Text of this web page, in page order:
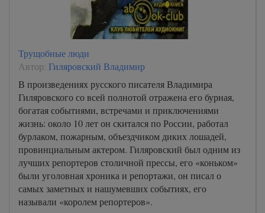
Трущобные люди
Автор: Гиляровский Владимир
В произведениях русского писателя Владимира
Гиляровского со всей полнотой отражена его бурная,
богатая событиями, встречами и приключениями
жизнь: около 10 лет он скитался по России, работал
бурлаком, пожарным, объездчиком диких лошадей,
провинциальным актером. Гиляровский был одним из
лучших репортеров столичной прессы, его «коньком»
были уголовная хроника и репортажи, он писал о
самых заметных и нашумевших событиях, его
называли «королем репортеров».